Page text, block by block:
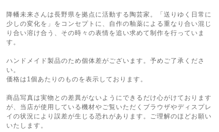
降幡未来さんは長野県を拠点に活動する陶芸家。「送りゆく日常に
少しの変化を」をコンセプトに、自作の釉薬による重なり合い混じ
り合い溶け合う、その時々の表情を追い求めて制作を行っていま
す。
ハンドメイド製品のため個体差がございます。予めご了承くださ
い。
価格は1個あたりのものを表示しております。
商品写真は実物との差異がないようにできるだけ心がけております
が、当店が使用している機材やご覧いただくブラウザやディスプレ
イの状況により誤差が生じる恐れがあります。ご理解のほどお願い
いたします。